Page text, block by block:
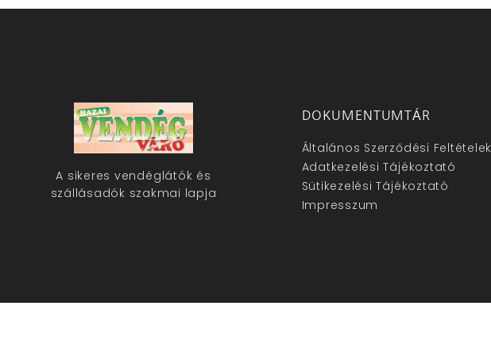
A sikeres vendéglátók és
szállásadók szakmai lapja
DOKUMENTUMTÁR
Általános Szerződési Feltételek
Adatkezelési Tájékoztató
Sütikezelési Tájékoztató
Impresszum